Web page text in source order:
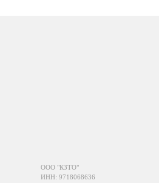
ООО "КЗТО"
ИНН: 9718068636